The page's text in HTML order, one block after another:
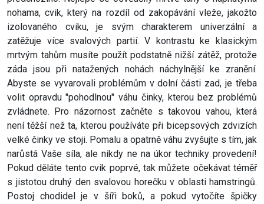
nohama, cvik, který na rozdíl od zakopávání vleže, jakožto
izolovaného cviku, je svým charakterem univerzální a
zatěžuje více svalových partií. V kontrastu ke klasickým
mrtvým tahům musíte použít podstatně nižší zátěž, protože
záda jsou při natažených nohách náchylnější ke zranění.
Abyste se vyvarovali problémům v dolní části zad, je třeba
volit opravdu "pohodlnou" váhu činky, kterou bez problémů
zvládnete. Pro názornost začněte s takovou vahou, která
není těžší než ta, kterou používáte při bicepsových zdvizích
velké činky ve stoji. Pomalu a opatrně váhu zvyšujte s tím, jak
narůstá Vaše síla, ale nikdy ne na úkor techniky provedení!
Pokud děláte tento cvik poprvé, tak můžete očekávat téměř
s jistotou druhý den svalovou horečku v oblasti hamstringů.
Postoj chodidel je v šíři boků, a pokud vytočíte špičky